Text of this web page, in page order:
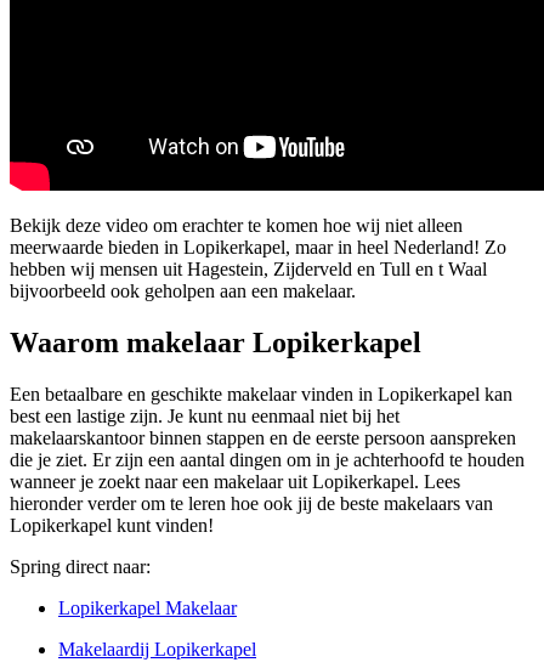
Bekijk deze video om erachter te komen hoe wij niet alleen
meerwaarde bieden in Lopikerkapel, maar in heel Nederland! Zo
hebben wij mensen uit Hagestein, Zijderveld en Tull en t Waal
bijvoorbeeld ook geholpen aan een makelaar.
Waarom makelaar Lopikerkapel
Een betaalbare en geschikte makelaar vinden in Lopikerkapel kan
best een lastige zijn. Je kunt nu eenmaal niet bij het
makelaarskantoor binnen stappen en de eerste persoon aanspreken
die je ziet. Er zijn een aantal dingen om in je achterhoofd te houden
wanneer je zoekt naar een makelaar uit Lopikerkapel. Lees
hieronder verder om te leren hoe ook jij de beste makelaars van
Lopikerkapel kunt vinden!
Spring direct naar:
Lopikerkapel Makelaar
Makelaardij Lopikerkapel